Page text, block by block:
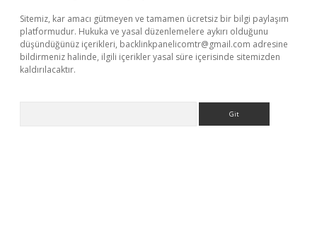
Sitemiz, kar amacı gütmeyen ve tamamen ücretsiz bir bilgi paylaşım
platformudur. Hukuka ve yasal düzenlemelere aykırı olduğunu
düşündüğünüz içerikleri, backlinkpanelicomtr@gmail.com adresine
bildirmeniz halinde, ilgili içerikler yasal süre içerisinde sitemizden
kaldırılacaktır.